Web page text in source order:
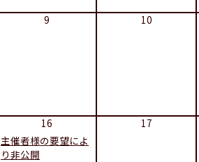
9 10
16
主催者様の要望によ
り非公開
17